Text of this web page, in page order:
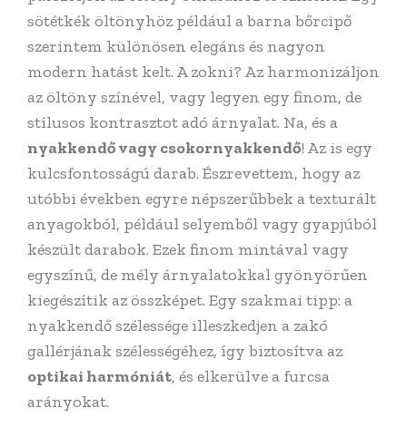
sötétkék öltönyhöz például a barna bőrcipő
szerintem különösen elegáns és nagyon
modern hatást kelt. A zokni? Az harmonizáljon
az öltöny színével, vagy legyen egy finom, de
stílusos kontrasztot adó árnyalat. Na, és a
nyakkendő vagy csokornyakkendő! Az is egy
kulcsfontosságú darab. Észrevettem, hogy az
utóbbi években egyre népszerűbbek a texturált
anyagokból, például selyemből vagy gyapjúból
készült darabok. Ezek finom mintával vagy
egyszínű, de mély árnyalatokkal gyönyörűen
kiegészítik az összképet. Egy szakmai tipp: a
nyakkendő szélessége illeszkedjen a zakó
gallérjának szélességéhez, így biztosítva az
optikai harmóniát, és elkerülve a furcsa
arányokat.